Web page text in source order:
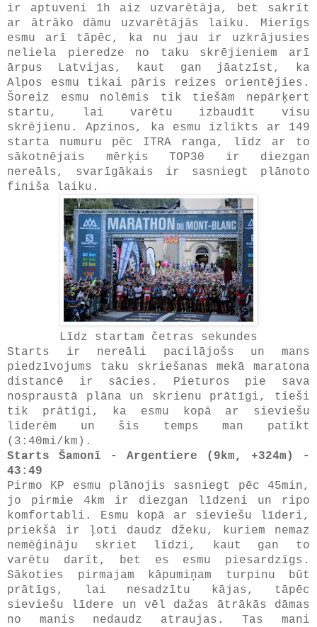
ir aptuveni 1h aiz uzvarētāja, bet sakrīt
ar ātrāko dāmu uzvarētājās laiku. Mierīgs
esmu arī tāpēc, ka nu jau ir uzkrājusies
neliela pieredze no taku skrējieniem arī
ārpus Latvijas, kaut gan jāatzīst, ka
Alpos esmu tikai pāris reizes orientējies.
Šoreiz esmu nolēmis tik tiešām nepārķert
startu, lai varētu izbaudīt visu
skrējienu. Apzinos, ka esmu izlikts ar 149
starta numuru pēc ITRA ranga, līdz ar to
sākotnējais mērķis TOP30 ir diezgan
nereāls, svarīgākais ir sasniegt plānoto
finiša laiku.
Līdz startam četras sekundes
Starts ir nereāli pacilājošs un mans
piedzīvojums taku skriešanas mekā maratona
distancē ir sācies. Pieturos pie sava
nospraustā plāna un skrienu prātīgi, tieši
tik prātīgi, ka esmu kopā ar sieviešu
līderēm un šis temps man patīkt
(3:40mi/km).
Starts Šamonī - Argentiere (9km, +324m) -
43:49
Pirmo KP esmu plānojis sasniegt pēc 45min,
jo pirmie 4km ir diezgan līdzeni un ripo
komfortabli. Esmu kopā ar sieviešu līderi,
priekšā ir ļoti daudz džeku, kuriem nemaz
nemēģināju skriet līdzi, kaut gan to
varētu darīt, bet es esmu piesardzīgs.
Sākoties pirmajam kāpumiņam turpinu būt
prātīgs, lai nesadzītu kājas, tāpēc
sieviešu līdere un vēl dažas ātrākās dāmas
no manis nedaudz atraujas. Tas mani